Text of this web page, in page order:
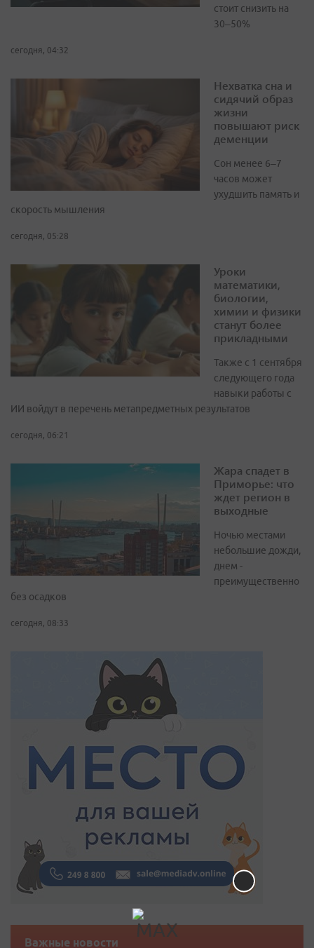
стоит снизить на
30–50%
сегодня, 04:32
Нехватка сна и
сидячий образ
жизни
повышают риск
деменции
Сон менее 6–7
часов может
ухудшить память и
скорость мышления
сегодня, 05:28
Уроки
математики,
биологии,
химии и физики
станут более
прикладными
Также с 1 сентября
следующего года
навыки работы с
ИИ войдут в перечень метапредметных результатов
сегодня, 06:21
Жара спадет в
Приморье: что
ждет регион в
выходные
Ночью местами
небольшие дожди,
днем -
преимущественно
без осадков
сегодня, 08:33
Важные новости